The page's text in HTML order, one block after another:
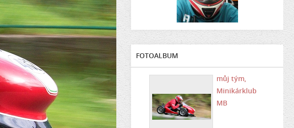
FOTOALBUM
můj tým,
Minikárklub
MB